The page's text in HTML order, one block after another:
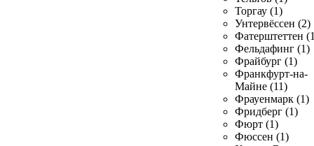
Торгау (1)
Унтервёссен (2)
Фатерштеттен
Фельдафинг (1)
Фрайбург (1)
Франкфурт-на-
Майне (11)
Фрауенмарк (1)
Фридберг (1)
Фюрт (1)
Фюссен (1)